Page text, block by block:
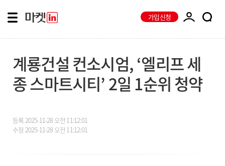
가입신청
계룡건설 컨소시엄, ‘엘리프 세
종 스마트시티’ 2일 1순위 청약
등록2025-11-28 오전 11:12:01
수정 2025-11-28 오전 11:12:01